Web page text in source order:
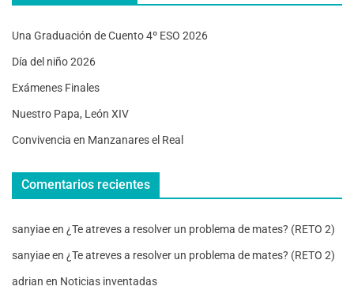
Una Graduación de Cuento 4º ESO 2026
Día del niño 2026
Exámenes Finales
Nuestro Papa, León XIV
Convivencia en Manzanares el Real
Comentarios recientes
sanyiaeen ¿Te atreves a resolver un problema de mates? (RETO 2)
sanyiaeen ¿Te atreves a resolver un problema de mates? (RETO 2)
adrian en Noticias inventadas